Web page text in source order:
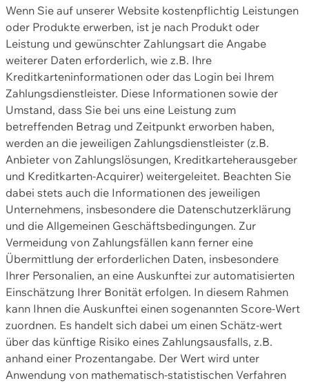
Wenn Sie auf unserer Website kostenpflichtig Leistungen
oder Produkte erwerben, ist je nach Produkt oder
Leistung und gewünschter Zahlungsart die Angabe
weiterer Daten erforderlich, wie z.B. Ihre
Kreditkarteninformationen oder das Login bei Ihrem
Zahlungsdienstleister. Diese Informationen sowie der
Umstand, dass Sie bei uns eine Leistung zum
betreffenden Betrag und Zeitpunkt erworben haben,
werden an die jeweiligen Zahlungsdienstleister (z.B.
Anbieter von Zahlungslösungen, Kreditkarteherausgeber
und Kreditkarten-Acquirer) weitergeleitet. Beachten Sie
dabei stets auch die Informationen des jeweiligen
Unternehmens, insbesondere die Datenschutzerklärung
und die Allgemeinen Geschäftsbedingungen. Zur
Vermeidung von Zahlungsfällen kann ferner eine
Übermittlung der erforderlichen Daten, insbesondere
Ihrer Personalien, an eine Auskunftei zur automatisierten
Einschätzung Ihrer Bonität erfolgen. In diesem Rahmen
kann Ihnen die Auskunftei einen sogenannten Score-Wert
zuordnen. Es handelt sich dabei um einen Schätz-wert
über das künftige Risiko eines Zahlungsausfalls, z.B.
anhand einer Prozentangabe. Der Wert wird unter
Anwendung von mathematisch-statistischen Verfahren